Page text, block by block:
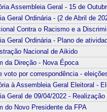
Assembleia Geral - 15 de
Geral Ordinária - (2 de Abril de
Contra o Racismo e a
Geral Ordinária - Plano de
Nacional de Aikido
da Direção - Nova Época
voto por correspondência -
à Assembleia Geral Eleitoral -
Geral de 09/04/2022 - Realização
do Novo Presidente da FPA